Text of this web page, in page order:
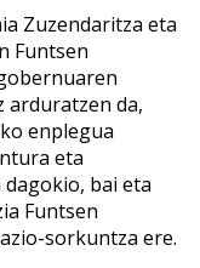
Zuzendaritza eta
Funtsen
da,
enplegua
eta
bai eta
Funtsen
sorkuntza ere.